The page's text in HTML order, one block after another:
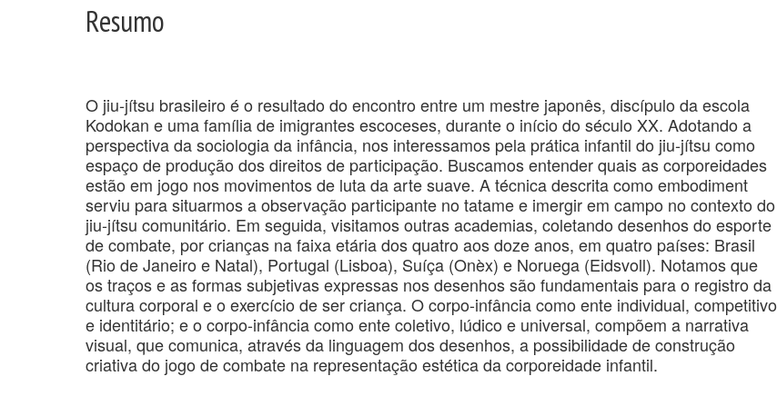
Resumo
O jiu-jítsu brasileiro é o resultado do encontro entre um mestre japonês, discípulo da escola
Kodokan e uma família de imigrantes escoceses, durante o início do século XX. Adotando a
perspectiva da sociologia da infância, nos interessamos pela prática infantil do jiu-jítsu como
espaço de produção dos direitos de participação. Buscamos entender quais as corporeidades
estão em jogo nos movimentos de luta da arte suave. A técnica descrita como embodiment
serviu para situarmos a observação participante no tatame e imergir em campo no contexto do
jiu-jítsu comunitário. Em seguida, visitamos outras academias, coletando desenhos do esporte
de combate, por crianças na faixa etária dos quatro aos doze anos, em quatro países: Brasil
(Rio de Janeiro e Natal), Portugal (Lisboa), Suíça (Onèx) e Noruega (Eidsvoll). Notamos que
os traços e as formas subjetivas expressas nos desenhos são fundamentais para o registro da
cultura corporal e o exercício de ser criança. O corpo-infância como ente individual, competitivo
e identitário; e o corpo-infância como ente coletivo, lúdico e universal, compõem a narrativa
visual, que comunica, através da linguagem dos desenhos, a possibilidade de construção
criativa do jogo de combate na representação estética da corporeidade infantil.